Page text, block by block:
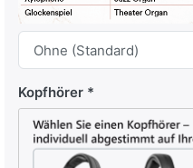
Kopfhörer